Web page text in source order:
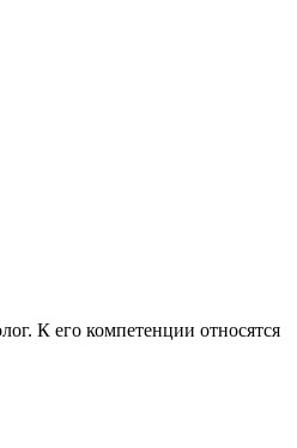
К его компетенции относятся